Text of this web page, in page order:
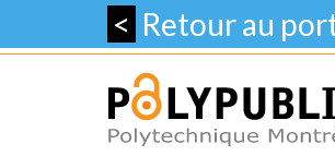
< Retour au